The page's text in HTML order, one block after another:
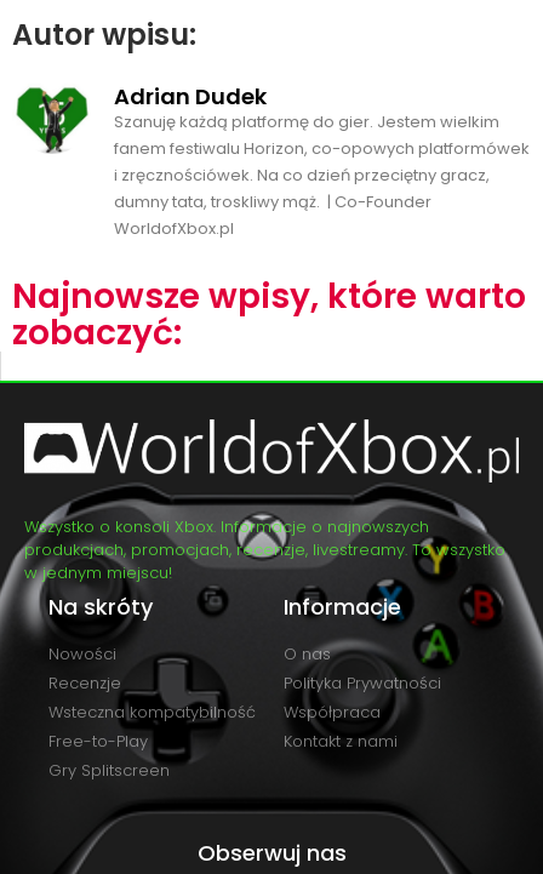
Autor wpisu:
Adrian Dudek
Szanuję każdą platformę do gier. Jestem wielkim
fanem festiwalu Horizon, co-opowych platformówek
i zręcznościówek. Na co dzień przeciętny gracz,
dumny tata, troskliwy mąż. | Co-Founder
WorldofXbox.pl
Najnowsze wpisy, które warto
zobaczyć:
Wszystko o konsoli Xbox. Informacje o najnowszych
produkcjach, promocjach, recenzje, livestreamy. To wszystko
w jednym miejscu!
Na skróty
Nowości
Recenzje
Wsteczna kompatybilność
Free-to-Play
Gry Splitscreen
Informacje
O nas
Polityka Prywatności
Współpraca
Kontakt z nami
Obserwuj nas